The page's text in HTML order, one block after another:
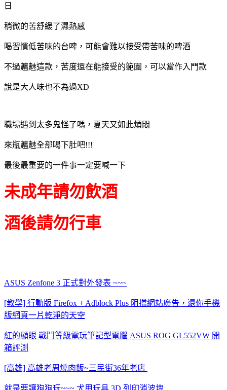
日
稍微的苦舒緩了濕熱感
喝習慣低苦味的台啤，可能會難以接受帶苦味的啤酒
不過魑魅這款，苦度還在能接受的範圍，可以當作入門款
說是大人味也不為過XD
職場遇到太多鬼怪了嗎，夏天又如此煩悶
來瓶魑魅全部喝下肚吧!!!
最後最重要的一件事一定要喊一下
未成年請勿飲酒
酒後請勿行車
ASUS Zenfone 3 正式對外發表 ~~~
[教學] 行動版 Firefox + Adblock Plus 阻擋網站廣告，還你手機
版網頁一片乾淨的天空
紅的顯眼 戰鬥等級電玩筆記型電腦 ASUS ROG GL552VW 開
箱評測
[高雄] 高雄老周燒肉飯~三民街36年老店
就是要讓狗狗玩~~~ 犬用玩具 3D 列印消波塊